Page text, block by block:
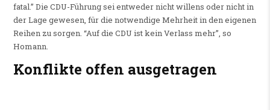
fatal.” Die CDU-Führung sei entweder nicht willens oder nicht in
der Lage gewesen, für die notwendige Mehrheit in den eigenen
Reihen zu sorgen. “Auf die CDU ist kein Verlass mehr”, so
Homann.
Konflikte offen ausgetragen